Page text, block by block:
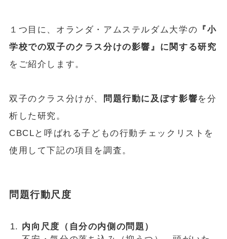
１つ目に、オランダ・アムステルダム大学の 『小
学校での双子のクラス分けの影響』に関する研究
をご紹介します。
双子のクラス分けが、 問題行動に及ぼす影響を分
析した研究。
CBCLと呼ばれる子どもの行動チェックリストを
使用して下記の項目を調査。
問題行動尺度
内向尺度（自分の内側の問題）